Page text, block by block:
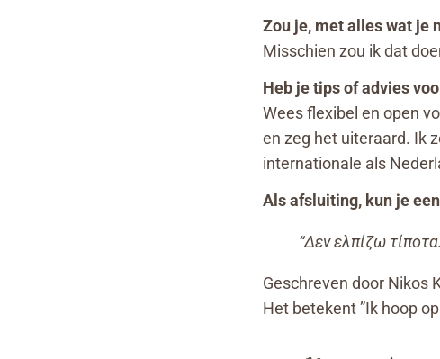
Zou je, met alles wat je
Misschien zou ik dat
Heb je tips of advies
Wees flexibel en open
en zeg het uiteraard. Ik
internationale als
Als afsluiting, kun je
“Δεν ελπίζω
Geschreven door Nikos
Het betekent ”Ik hoop